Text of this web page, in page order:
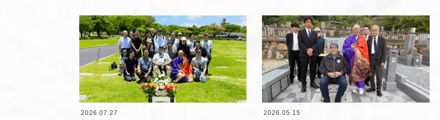
2026.07.27 2026.05.15